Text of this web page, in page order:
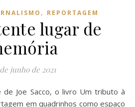
, REPORTAGEM
lugar de
de junho de 2021
em quadrinhos como espaço